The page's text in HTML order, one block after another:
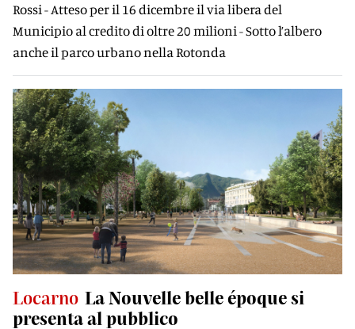
Rossi - Atteso per il 16 dicembre il via libera del
Municipio al credito di oltre 20 milioni - Sotto l’albero
anche il parco urbano nella Rotonda
Locarno La Nouvelle belle époque si
presenta al pubblico